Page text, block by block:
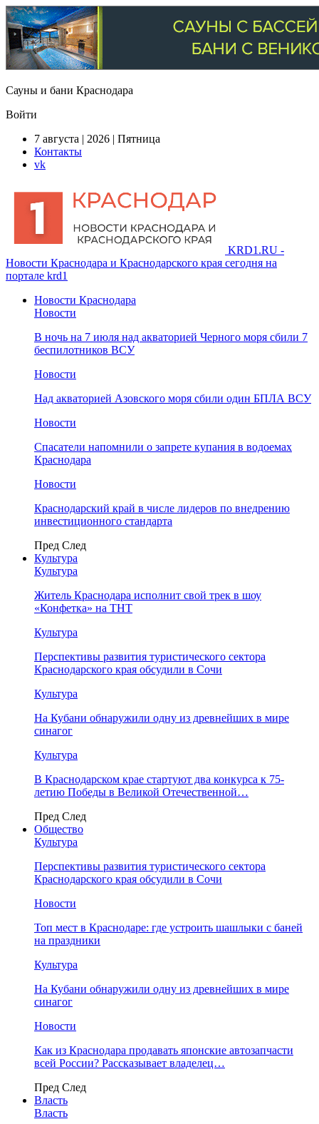
Сауны и бани Краснодара
Войти
7 августа | 2026 | Пятница
Контакты
vk
KRD1.RU -
Новости Краснодара и Краснодарского края сегодня на
портале krd1
Новости Краснодара
Новости
В ночь на 7 июля над акваторией Черного моря сбили 7
беспилотников ВСУ
Новости
Над акваторией Азовского моря сбили один БПЛА ВСУ
Новости
Спасатели напомнили о запрете купания в водоемах
Краснодара
Новости
Краснодарский край в числе лидеров по внедрению
инвестиционного стандарта
Пред След
Культура
Культура
Житель Краснодара исполнит свой трек в шоу
«Конфетка» на ТНТ
Культура
Перспективы развития туристического сектора
Краснодарского края обсудили в Сочи
Культура
На Кубани обнаружили одну из древнейших в мире
синагог
Культура
В Краснодарском крае стартуют два конкурса к 75-
летию Победы в Великой Отечественной…
Пред След
Общество
Культура
Перспективы развития туристического сектора
Краснодарского края обсудили в Сочи
Новости
Топ мест в Краснодаре: где устроить шашлыки с баней
на праздники
Культура
На Кубани обнаружили одну из древнейших в мире
синагог
Новости
Как из Краснодара продавать японские автозапчасти
всей России? Рассказывает владелец…
Пред След
Власть
Власть